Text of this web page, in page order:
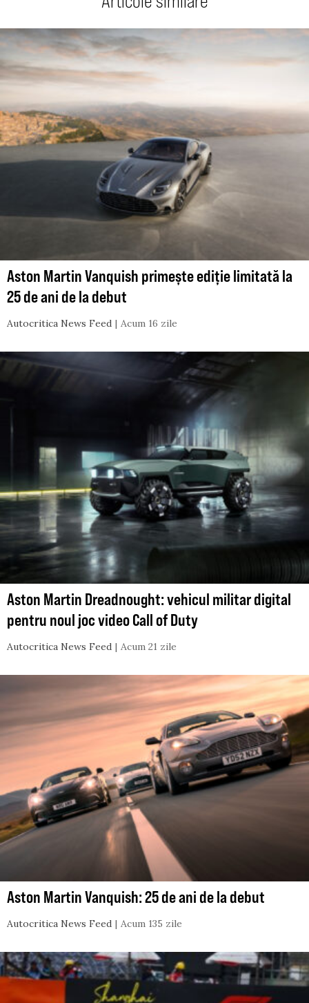
Aston Martin Vanquish primește ediție limitată la
25 de ani de la debut
Autocritica News Feed Acum 16 zile
Aston Martin Dreadnought: vehicul militar digital
pentru noul joc video Call of Duty
Autocritica News Feed Acum 21 zile
Aston Martin Vanquish: 25 de ani de la debut
Autocritica News Feed Acum 135 zile